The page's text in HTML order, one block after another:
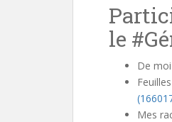
le
De
Mes